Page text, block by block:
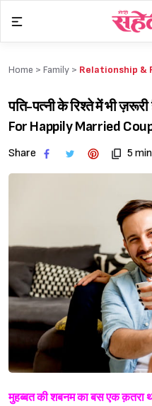
content
Home > Family > Relationship &
पति-पत्नी के रिश्ते में भी
For Happily Married
Share 5
मुहब्बत की शबनम का बस एक क़तरा